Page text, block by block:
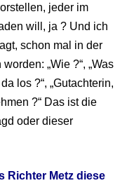
jeder im
will, ja ? Und ich
schon mal in der
„Wie ?“, „Was
los ?“, „Gutachterin,
?“ Das ist die
oder dieser
Richter Metz diese